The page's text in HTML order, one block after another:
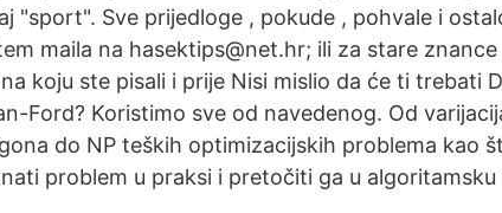
"sport". Sve prijedloge , pokude , pohvale i
maila na hasektips@net.hr; ili za stare
koju ste pisali i prije Nisi mislio da će ti trebati
Ford? Koristimo sve od navedenog. Od
do NP teških optimizacijskih problema kao
problem u praksi i pretočiti ga u algoritamsku